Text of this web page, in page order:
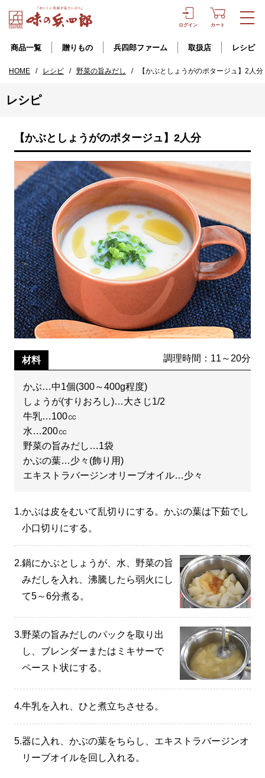
ログイン カート
商品一覧 贈りもの 兵四郎ファーム 取扱店 レシピ
HOME / レシピ / 野菜の旨みだし / 【かぶとしょうがのポタージュ】2人分
レシピ
【かぶとしょうがのポタージュ】2人分
材料 調理時間：11～20分
かぶ…中1個(300～400g程度)
しょうが(すりおろし)…大さじ1/2
牛乳…100㏄
水…200㏄
野菜の旨みだし…1袋
かぶの葉…少々(飾り用)
エキストラバージンオリーブオイル…少々
1.かぶは皮をむいて乱切りにする。かぶの葉は下茹でし
小口切りにする。
2.鍋にかぶとしょうが、水、野菜の旨
みだしを入れ、沸騰したら弱火にし
て5～6分煮る。
3.野菜の旨みだしのパックを取り出
し、ブレンダーまたはミキサーで
ペースト状にする。
4.牛乳を入れ、ひと煮立ちさせる。
5.器に入れ、かぶの葉をちらし、エキストラバージンオ
リーブオイルを回し入れる。